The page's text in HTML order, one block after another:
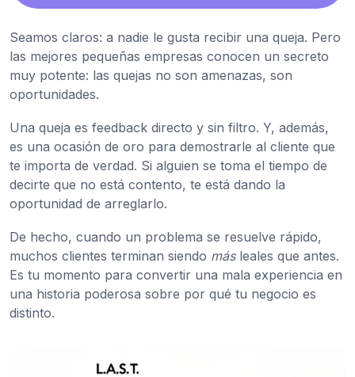
Seamos claros: a nadie le gusta recibir una queja. Pero
las mejores pequeñas empresas conocen un secreto
muy potente: las quejas no son amenazas, son
oportunidades.
Una queja es feedback directo y sin filtro. Y, además,
es una ocasión de oro para demostrarle al cliente que
te importa de verdad. Si alguien se toma el tiempo de
decirte que no está contento, te está dando la
oportunidad de arreglarlo.
De hecho, cuando un problema se resuelve rápido,
muchos clientes terminan siendo másleales que antes.
Es tu momento para convertir una mala experiencia en
una historia poderosa sobre por qué tu negocio es
distinto.